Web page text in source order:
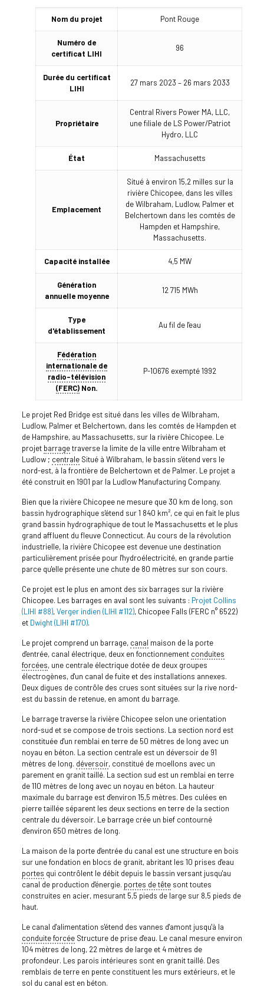
Nom du projet Pont Rouge
Numéro de
certificat LIHI
96
Durée du certificat
LIHI
27 mars 2023 – 26 mars 2033
Propriétaire
Central Rivers Power MA, LLC,
une filiale de LS Power/Patriot
Hydro, LLC
État Massachusetts
Emplacement
Situé à environ 15,2 milles sur la
rivière Chicopee, dans les villes
de Wilbraham, Ludlow, Palmer et
Belchertown dans les comtés de
Hampden et Hampshire,
Massachusetts.
Capacité installée 4,5 MW
Génération
annuelle moyenne
12 715 MWh
Type
d'établissement
Au fil de l'eau
Fédération
internationale de
radio-télévision
(FERC)Non.
P-10676 exempté 1992
Le projet Red Bridge est situé dans les villes de Wilbraham,
Ludlow, Palmer et Belchertown, dans les comtés de Hampden et
de Hampshire, au Massachusetts, sur la rivière Chicopee. Le
projet barragetraverse la limite de la ville entre Wilbraham et
Ludlow ; centraleSitué à Wilbraham, le bassin s'étend vers le
nord-est, à la frontière de Belchertown et de Palmer. Le projet a
été construit en 1901 par la Ludlow Manufacturing Company.
Bien que la rivière Chicopee ne mesure que 30 km de long, son
bassin hydrographique s'étend sur 1 840 km², ce qui en fait le plus
grand bassin hydrographique de tout le Massachusetts et le plus
grand affluent du fleuve Connecticut. Au cours de la révolution
industrielle, la rivière Chicopee est devenue une destination
particulièrement prisée pour l'hydroélectricité, en grande partie
parce qu'elle présente une chute de 80 mètres sur son cours.
Ce projet est le plus en amont des six barrages sur la rivière
Chicopee. Les barrages en aval sont les suivants : Projet Collins
(LIHI #88),Verger indien (LIHI #112), Chicopee Falls (FERC n° 6522)
et Dwight (LIHI #170).
Le projet comprend un barrage, canal maison de la porte
d'entrée, canal électrique, deux en fonctionnement conduites
forcées, une centrale électrique dotée de deux groupes
électrogènes, d'un canal de fuite et des installations annexes.
Deux digues de contrôle des crues sont situées sur la rive nord-
est du bassin de retenue, en amont du barrage.
Le barrage traverse la rivière Chicopee selon une orientation
nord-sud et se compose de trois sections. La section nord est
constituée d'un remblai en terre de 50 mètres de long avec un
noyau en béton. La section centrale est un déversoir de 91
mètres de long. déversoir, constitué de moellons avec un
parement en granit taillé. La section sud est un remblai en terre
de 110 mètres de long avec un noyau en béton. La hauteur
maximale du barrage est d'environ 15,5 mètres. Des culées en
pierre taillée séparent les deux sections en terre de la section
centrale du déversoir. Le barrage crée un bief contourné
d'environ 650 mètres de long.
La maison de la porte d'entrée du canal est une structure en bois
sur une fondation en blocs de granit, abritant les 10 prises d'eau
portes qui contrôlent le débit depuis le bassin versant jusqu'au
canal de production d'énergie. portes de têtesont toutes
construites en acier, mesurant 5,5 pieds de large sur 8,5 pieds de
haut.
Le canal d'alimentation s'étend des vannes d'amont jusqu'à la
conduite forcéeStructure de prise d'eau. Le canal mesure environ
104 mètres de long, 22 mètres de large et 4 mètres de
profondeur. Les parois intérieures sont en granit taillé. Des
remblais de terre en pente constituent les murs extérieurs, et le
sol du canal est en béton.